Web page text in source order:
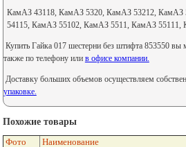
КамАЗ 43118, КамАЗ 5320, КамАЗ 53212,
54115, КамАЗ 55102, КамАЗ 5511, КамАЗ
Купить Гайка 017 шестерни без штифта 853550 вы
также по телефону или в офисе компании.
Доставку больших объемов осуществляем
упаковке.
Похожие товары
Фото Наименование